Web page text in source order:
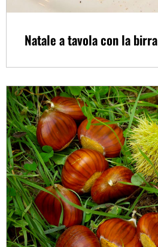
Natale a tavola con la birra